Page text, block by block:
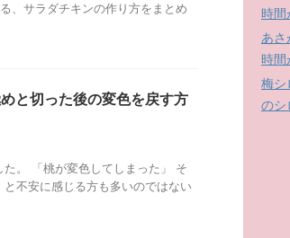
、サラダチキンの作り方をまとめ
と切った後の変色を戻す方
。 「桃が変色してしまった」 そ
不安に感じる方も多いのではない
時間
あさ
時間
梅シ
のシ